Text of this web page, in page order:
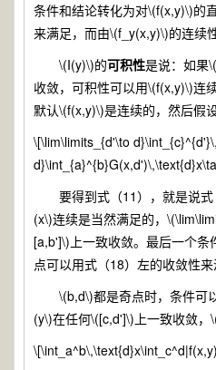
条件和结论转化为对\(f(x,y)\)的
来满足，而由\(f_y(x,y)\)的连续
\(I(y)\)的可积性是说：如果
收敛，可积性可以用\(f(x,y)\)连
默认\(f(x,y)\)是连续的，然后假
\[\lim\limits_{d'\to
要得到式（11），就是说式
(x\)连续是当然满足的，
[a,b']\)上一致收敛。最后一个
点可以用式（18）左的收敛性来
\(b,d\)都是奇点时，条件可以
(y\)在任何\([c,d']\)上一致收敛